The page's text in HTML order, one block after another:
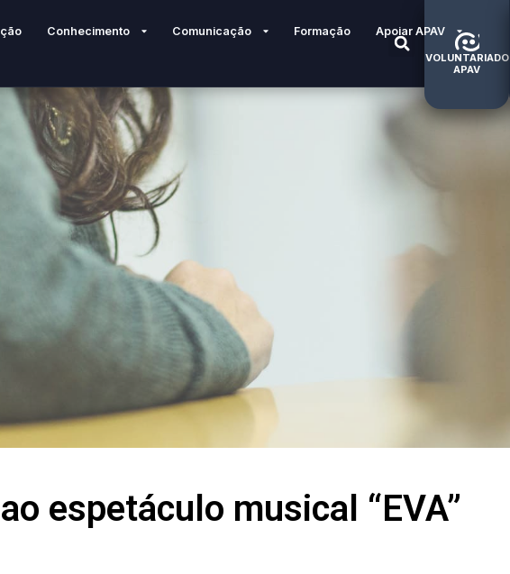
Conhecimento Comunicação Formação Apoiar APAV
VOLUNTARIADO
APAV
espetáculo musical “EVA”